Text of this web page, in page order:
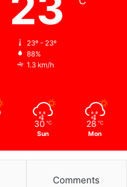
23º - 23º
88%
1.3 km/h
30 ℃
Sun
28 ℃
Mon
Comments